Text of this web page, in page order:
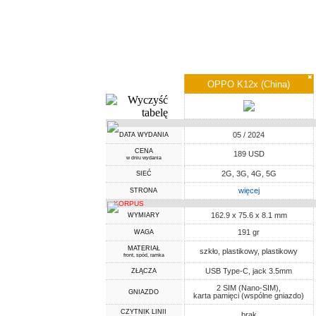
✖
OPPO K12x (China)
DATA WYDANIA 05 / 2024
CENA
w dniu wydania 189 USD
SIEĆ 2G, 3G, 4G, 5G
STRONA więcej
KORPUS
WYMIARY 162.9 x 75.6 x 8.1 mm
WAGA 191 gr
MATERIAŁ
front, spód, ramka szkło, plastikowy, plastikowy
ZŁĄCZA USB Type-C, jack 3.5mm
GNIAZDO
2 SIM (Nano-SIM),
karta pamięci (wspólne gniazdo)
CZYTNIK LINII